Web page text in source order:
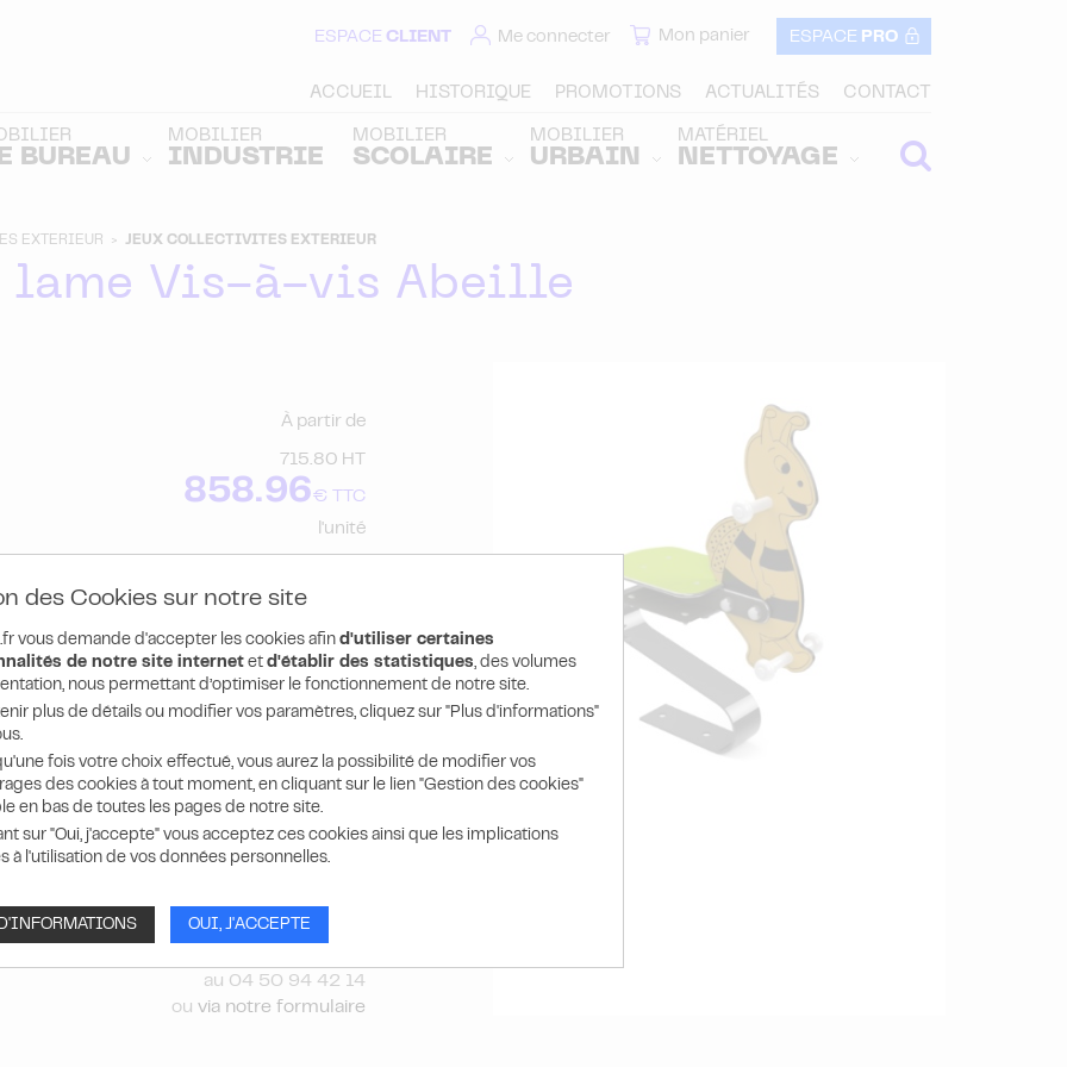
ESPACE CLIENT Me connecter Mon panier ESPACE PRO
ACCUEIL HISTORIQUE PROMOTIONS ACTUALITÉS CONTACT
BUREAU
MOBILIER
INDUSTRIE
MOBILIER
SCOLAIRE
MOBILIER
URBAIN
MATÉRIEL
NETTOYAGE
EXTERIEUR > JEUX COLLECTIVITES EXTERIEUR
lame Vis-à-vis Abeille
À partir de
715.80 HT
858.96€ TTC
l'unité
pas disponible à la vente en ligne
produit "Jeu sur ressort à lame Vis-à-vis
Abeille" ?
au 04 50 94 42 14
ou via notre formulaire
des Cookies sur notre site
vous demande d'accepter les cookies afin d'utiliser certaines
de notre site internet et d'établir des statistiques, des volumes
nous permettant d’optimiser le fonctionnement de notre site.
plus de détails ou modifier vos paramètres, cliquez sur "Plus d'informations"
fois votre choix effectué, vous aurez la possibilité de modifier vos
des cookies à tout moment, en cliquant sur le lien "Gestion des cookies"
en bas de toutes les pages de notre site.
sur "Oui, j'accepte" vous acceptez ces cookies ainsi que les implications
à l'utilisation de vos données personnelles.
OUI, J'ACCEPTE